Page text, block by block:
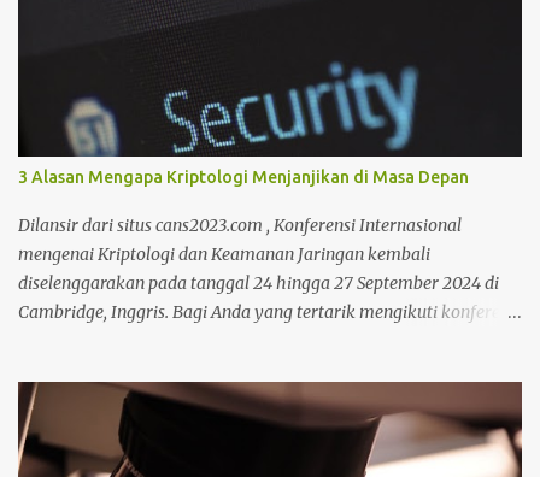
3 Alasan Mengapa Kriptologi Menjanjikan di Masa Depan
Dilansir dari situs cans2023.com , Konferensi Internasional
mengenai Kriptologi dan Keamanan Jaringan kembali
diselenggarakan pada tanggal 24 hingga 27 September 2024 di
Cambridge, Inggris. Bagi Anda yang tertarik mengikuti konferensi
menjadi perbincangan hangat karena sangat dibutuhkan untuk
mengimbangi zaman yang serba modern. Lantas mengapa masa
depan kriptologi begitu menjanjikan? Untuk selengkapnya